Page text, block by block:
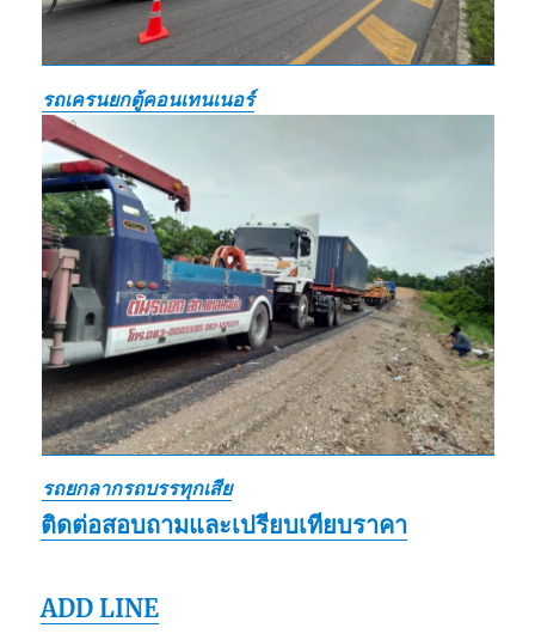
รถเครนยกตู้คอนเทนเนอร์
รถยกลากรถบรรทุกเสีย
ติดต่อสอบถามและเปรียบเทียบราคา
ADD LINE